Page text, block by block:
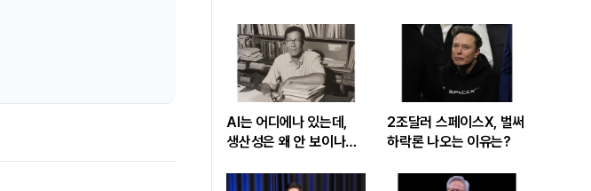
AI는 어디에나 있는데,
생산성은 왜 안 보이나…
‘솔로우 패러독스’
2조달러 스페이스X, 벌써
하락론 나오는 이유는?